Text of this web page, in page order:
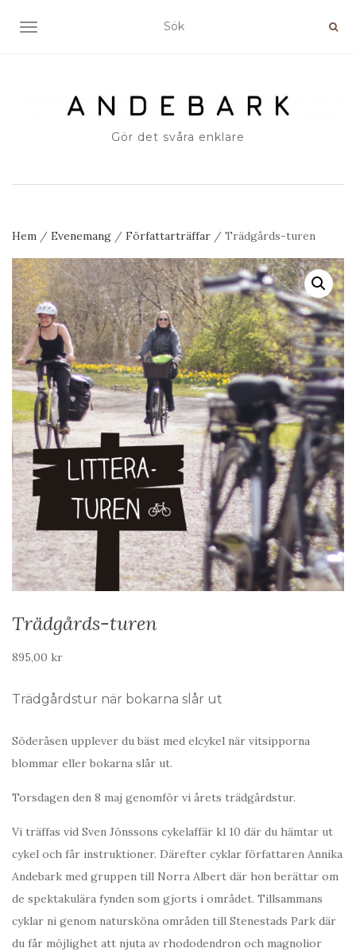
SLÅ PÅ/AV NAVIGERING
Gör det svåra enklare
Hem / Evenemang / Författarträffar / Trädgårds-turen
Trädgårds-turen
895,00 kr
Trädgårdstur när bokarna slår ut
Söderåsen upplever du bäst med elcykel när vitsipporna
blommar eller bokarna slår ut.
Torsdagen den 8 maj genomför vi årets trädgårdstur.
Vi träffas vid Sven Jönssons cykelaffär kl 10 där du hämtar ut
cykel och får instruktioner. Därefter cyklar författaren Annika
Andebark med gruppen till Norra Albert där hon berättar om
de spektakulära fynden som gjorts i området. Tillsammans
cyklar ni genom natursköna områden till Stenestads Park där
du får möjlighet att njuta av rhododendron och magnolior